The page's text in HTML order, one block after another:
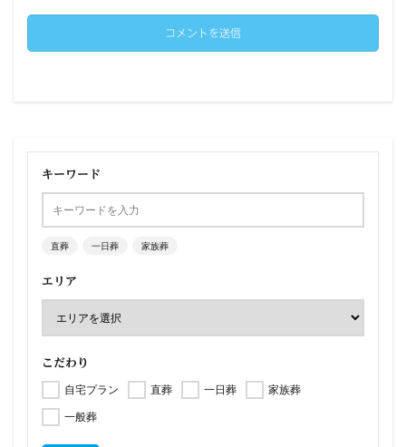
キーワード
直葬 一日葬 家族葬
エリア
こだわり
自宅プラン 直葬 一日葬
家族葬
一般葬